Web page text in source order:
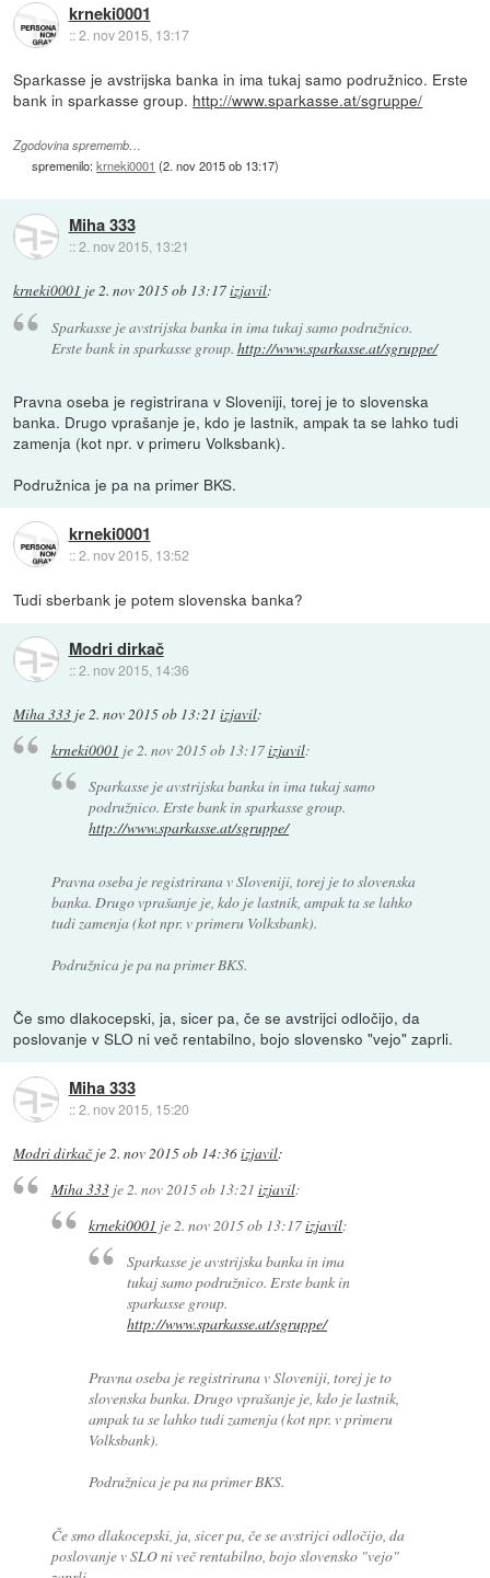
krneki0001
::2. nov 2015, 13:17
Sparkasse je avstrijska banka in ima tukaj samo podružnico. Erste
bank in sparkasse group. http://www.sparkasse.at/sgruppe/
Zgodovina sprememb…
spremenilo:krneki0001 (2. nov 2015 ob 13:17)
Miha 333
::2. nov 2015, 13:21
krneki0001 je2. nov 2015 ob 13:17izjavil:
Sparkasse je avstrijska banka in ima tukaj samo podružnico.
Erste bank in sparkasse group. http://www.sparkasse.at/sgruppe/
Pravna oseba je registrirana v Sloveniji, torej je to slovenska
banka. Drugo vprašanje je, kdo je lastnik, ampak ta se lahko tudi
zamenja (kot npr. v primeru Volksbank).
Podružnica je pa na primer BKS.
krneki0001
::2. nov 2015, 13:52
Tudi sberbank je potem slovenska banka?
Modri dirkač
::2. nov 2015, 14:36
Miha 333 je2. nov 2015 ob 13:21 izjavil:
krneki0001 je2. nov 2015 ob 13:17izjavil:
Sparkasse je avstrijska banka in ima tukaj samo
podružnico. Erste bank in sparkasse group.
http://www.sparkasse.at/sgruppe/
Pravna oseba je registrirana v Sloveniji, torej je to slovenska
banka. Drugo vprašanje je, kdo je lastnik, ampak ta se lahko
tudi zamenja (kot npr. v primeru Volksbank).
Podružnica je pa na primer BKS.
Če smo dlakocepski, ja, sicer pa, če se avstrijci odločijo, da
poslovanje v SLO ni več rentabilno, bojo slovensko "vejo" zaprli.
Miha 333
::2. nov 2015, 15:20
Modri dirkačje2. nov 2015 ob 14:36izjavil:
Miha 333je2. nov 2015 ob 13:21 izjavil:
krneki0001 je2. nov 2015 ob 13:17izjavil:
Sparkasse je avstrijska banka in ima
tukaj samo podružnico. Erste bank in
sparkasse group.
http://www.sparkasse.at/sgruppe/
Pravna oseba je registrirana v Sloveniji, torej je to
slovenska banka. Drugo vprašanje je, kdo je lastnik,
ampak ta se lahko tudi zamenja (kot npr. v primeru
Volksbank).
Podružnica je pa na primer BKS.
Če smo dlakocepski, ja, sicer pa, če se avstrijci odločijo, da
poslovanje v SLO ni več rentabilno, bojo slovensko "vejo"